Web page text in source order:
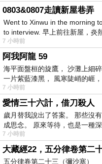
0803&0807走讀新屋巷弄
Went to Xinwu in the morning
to interview. 早上前往新屋，炎
7 小時前
阿我阿龍 59
海平面盤桓的旋鷹， 沙灘上細
一片紫藍漆黑， 風寒陡峭的崕
7 小時前
愛情三十六計，借刀殺人
歲月替我說出了答案。 那些沒
成思念。 原來等待，也是一種深
7 小時前
大藏經22，五分律卷第二
五分律卷第二十三（彌沙塞）